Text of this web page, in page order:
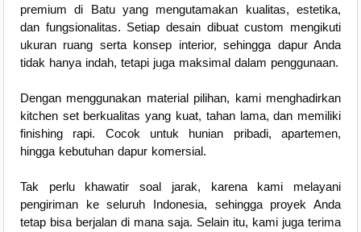
premium di Batu yang mengutamakan kualitas, estetika,
dan fungsionalitas. Setiap desain dibuat custom mengikuti
ukuran ruang serta konsep interior, sehingga dapur Anda
tidak hanya indah, tetapi juga maksimal dalam penggunaan.
Dengan menggunakan material pilihan, kami menghadirkan
kitchen set berkualitas yang kuat, tahan lama, dan memiliki
finishing rapi. Cocok untuk hunian pribadi, apartemen,
hingga kebutuhan dapur komersial.
Tak perlu khawatir soal jarak, karena kami melayani
pengiriman ke seluruh Indonesia, sehingga proyek Anda
tetap bisa berjalan di mana saja. Selain itu, kami juga terima